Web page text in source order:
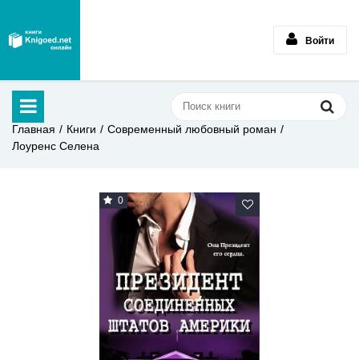
Войти
Главная Книги
Современный любовный роман
Лоуренс Селена
0